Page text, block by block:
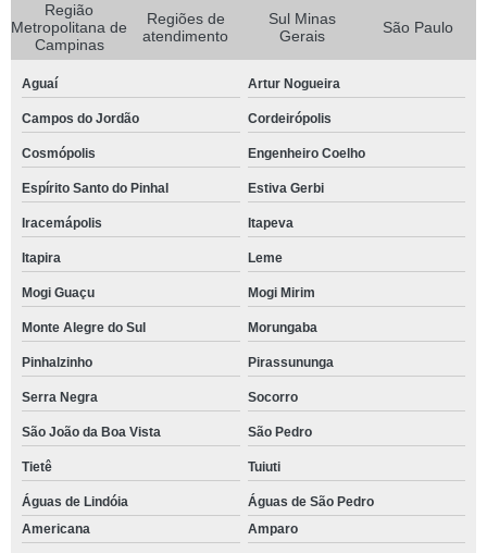
Região
Metropolitana de
Campinas
Regiões de
atendimento
Sul Minas
Gerais
São Paulo
Aguaí Artur Nogueira
Campos do Jordão Cordeirópolis
Cosmópolis Engenheiro Coelho
Espírito Santo do Pinhal Estiva Gerbi
Iracemápolis Itapeva
Itapira Leme
Mogi Guaçu Mogi Mirim
Monte Alegre do Sul Morungaba
Pinhalzinho Pirassununga
Serra Negra Socorro
São João da Boa Vista São Pedro
Tietê Tuiuti
Águas de Lindóia
Águas de São Pedro
Americana
Amparo